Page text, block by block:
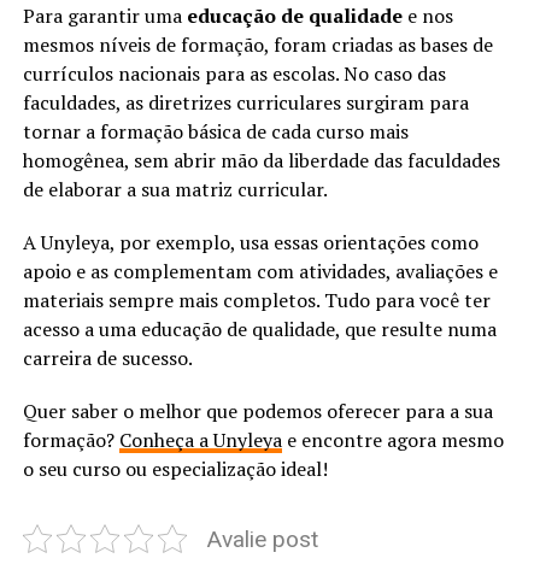
Para garantir uma educação de qualidadee nos
mesmos níveis de formação, foram criadas as bases de
currículos nacionais para as escolas. No caso das
faculdades, as diretrizes curriculares surgiram para
tornar a formação básica de cada curso mais
homogênea, sem abrir mão da liberdade das faculdades
de elaborar a sua matriz curricular.
A Unyleya, por exemplo, usa essas orientações como
apoio e as complementam com atividades, avaliações e
materiais sempre mais completos. Tudo para você ter
acesso a uma educação de qualidade, que resulte numa
carreira de sucesso.
Quer saber o melhor que podemos oferecer para a sua
formação? Conheça a Unyleyae encontre agora mesmo
o seu curso ou especialização ideal!
Avalie post